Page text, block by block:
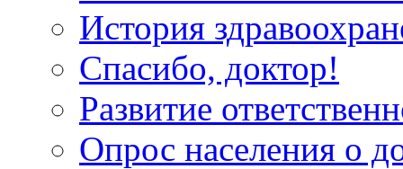
История
Спасибо, доктор!
Развитие
Опрос населения о